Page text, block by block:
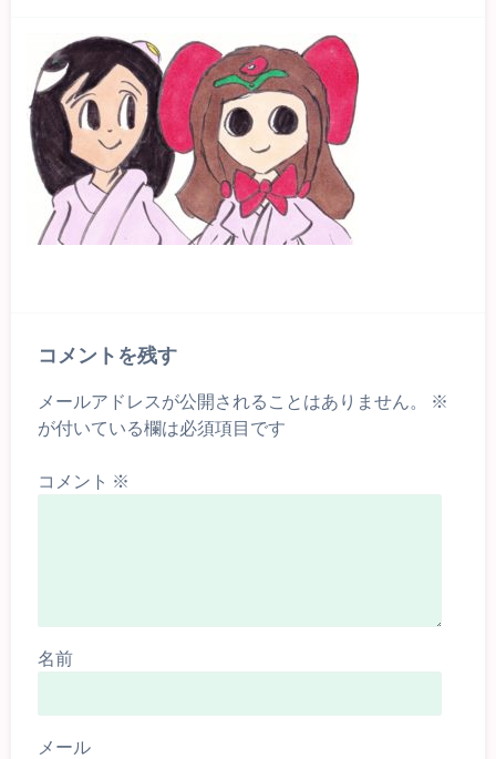
コメントを残す
メールアドレスが公開されることはありません。
※
が付いている欄は必須項目です
コメント ※
名前
メール